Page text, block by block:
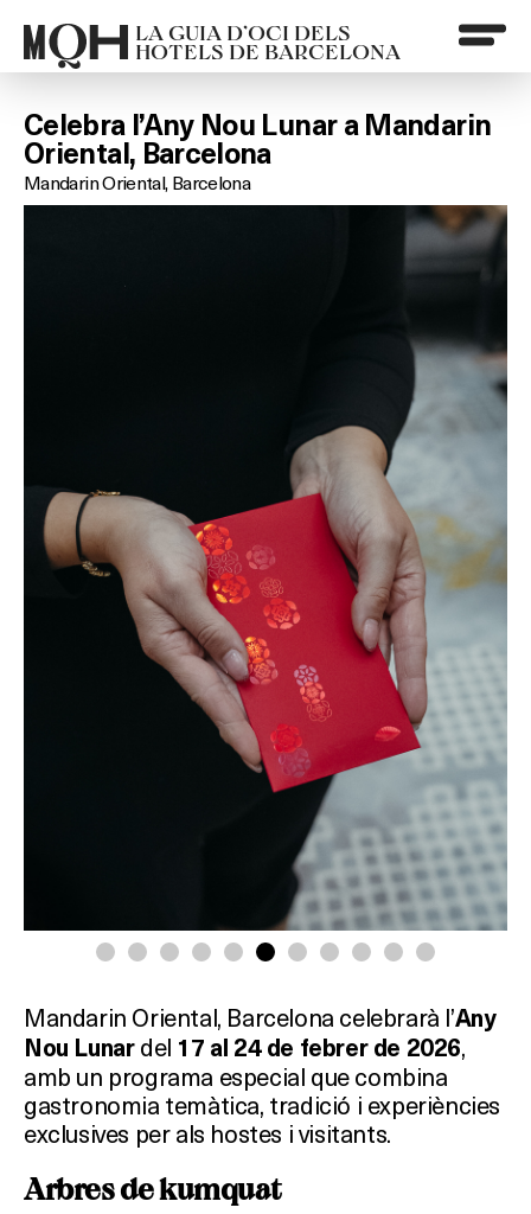
LA GUIA D’OCI DELS
HOTELS DE BARCELONA
Celebra l’Any Nou Lunar a Mandarin
Oriental, Barcelona
Mandarin Oriental, Barcelona
Mandarin Oriental, Barcelona celebrarà l’Any
Nou Lunardel 17 al 24 de febrer de 2026,
amb un programa especial que combina
gastronomia temàtica, tradició i experiències
exclusives per als hostes i visitants.
Arbres de kumquat